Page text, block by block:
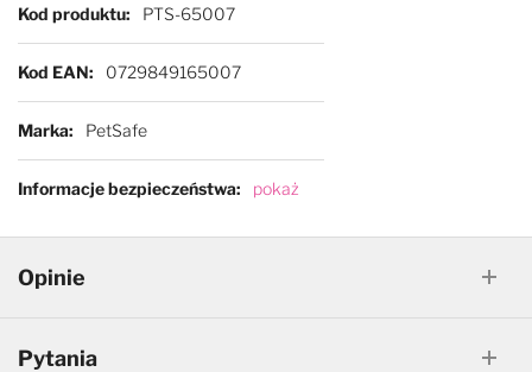
Więcej informacji
Kod produktu PTS-65007
Kod EAN 0729849165007
Marka PetSafe
Informacje bezpieczeństwa pokaż
Opinie
Pytania